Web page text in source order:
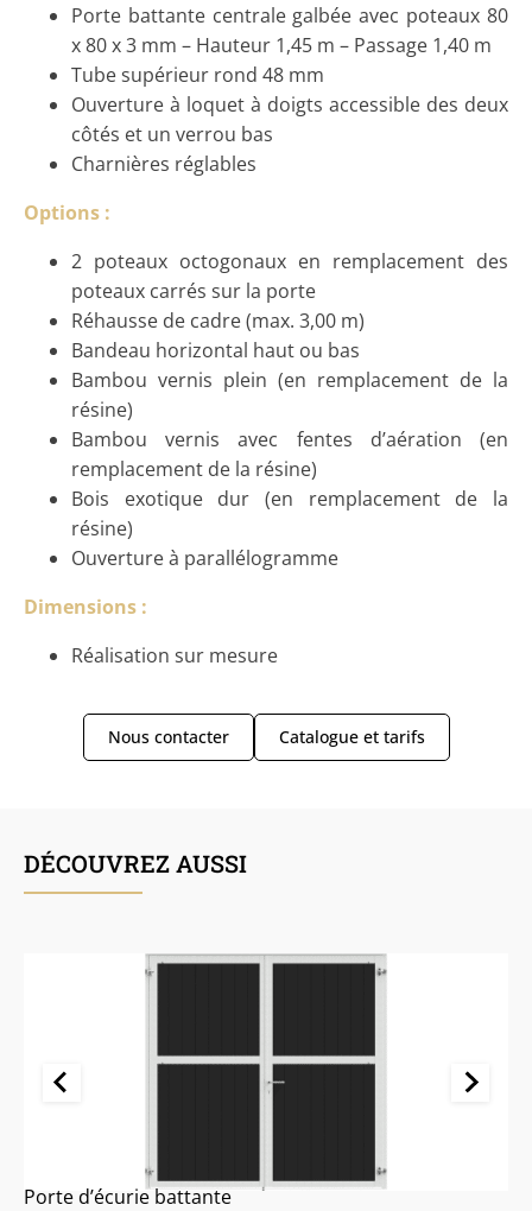
Porte battante centrale galbée avec poteaux 80
x 80 x 3 mm – Hauteur 1,45 m – Passage 1,40 m
Tube supérieur rond 48 mm
Ouverture à loquet à doigts accessible des deux
côtés et un verrou bas
Charnières réglables
Options :
2 poteaux octogonaux en remplacement des
poteaux carrés sur la porte
Réhausse de cadre (max. 3,00 m)
Bandeau horizontal haut ou bas
Bambou vernis plein (en remplacement de la
résine)
Bambou vernis avec fentes d’aération (en
remplacement de la résine)
Bois exotique dur (en remplacement de la
résine)
Ouverture à parallélogramme
Dimensions :
Réalisation sur mesure
Nous contacter Catalogue et tarifs
DÉCOUVREZ AUSSI
Porte d’écurie battante